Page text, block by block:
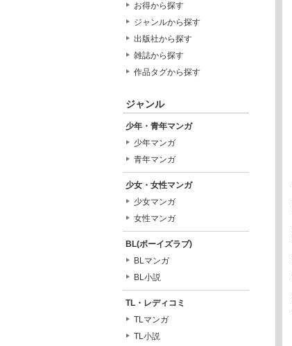
お得から探す
ジャンルから探す
出版社から探す
雑誌から探す
作品タグから探す
ジャンル
少年・青年マンガ
少年マンガ
青年マンガ
少女・女性マンガ
少女マンガ
女性マンガ
BL(ボーイズラブ)
BLマンガ
BL小説
TL・レディコミ
TLマンガ
TL小説